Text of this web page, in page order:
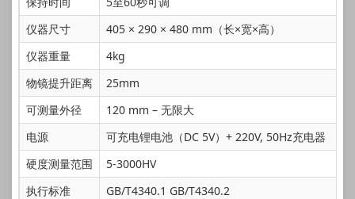
仪器尺寸
405 × 290 × 480 mm（长×宽×高）
仪器重量
4kg
物镜提升距离
25mm
可测量外径
120 mm – 无限大
电源
可充电锂电池（DC 5V）+ 220V, 50Hz充电器
硬度测量范围
5-3000HV
执行标准
GB/T4340.1 GB/T4340.2